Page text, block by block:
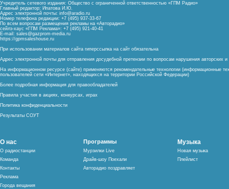
Учредитель сетевого издания: Общество с ограниченной ответственностью «ГПМ Радио»
Главный редактор: Ипатова И.Ю.
Адрес электронной почты: info@aradio.ru
Номер телефона редакции: +7 (495) 937-33-67
По всем вопросам размещения рекламы на «Авторадио»
сейлз-хаус «ГПМ Реклама»: +7 (495) 921-40-41
E-mail: sales@gazprom-media.ru
https://gpmsaleshouse.ru
При использовании материалов сайта гиперссылка на сайт обязательна
Адрес электронной почты для отправления досудебной претензии по вопросам нарушения авторских
На информационном ресурсе (сайте) применяются рекомендательные технологии (информационные
пользователей сети «Интернет», находящихся на территории Российской Федерации)
Более подробная информация для правообладателей
Правила участия в акциях, конкурсах, играх
Политика конфиденциальности
Результаты СОУТ
О нас
О радиостанции
Команда
Контакты
Реклама
Города вещания
Программы
Мурзилки Live
Драйв-шоу Поехали
Авторадио поздравляет
Музыка
Новая музыка
Плейлист